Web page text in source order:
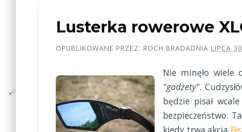
Lusterka rowerowe
OPUBLIKOWANE PRZEZ: ROCH BRADADNIA LIPCA
Nie minęło wiele
"gadżety".
będzie pisał
bezpieczeństwo.